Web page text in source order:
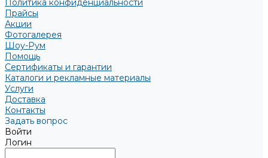
Политика конфиденциальности
Прайсы
Акции
Фотогалерея
Шоу-Рум
Помощь
Сертификаты и гарантии
Каталоги и рекламные материалы
Услуги
Доставка
Контакты
Задать вопрос
Войти
Логин